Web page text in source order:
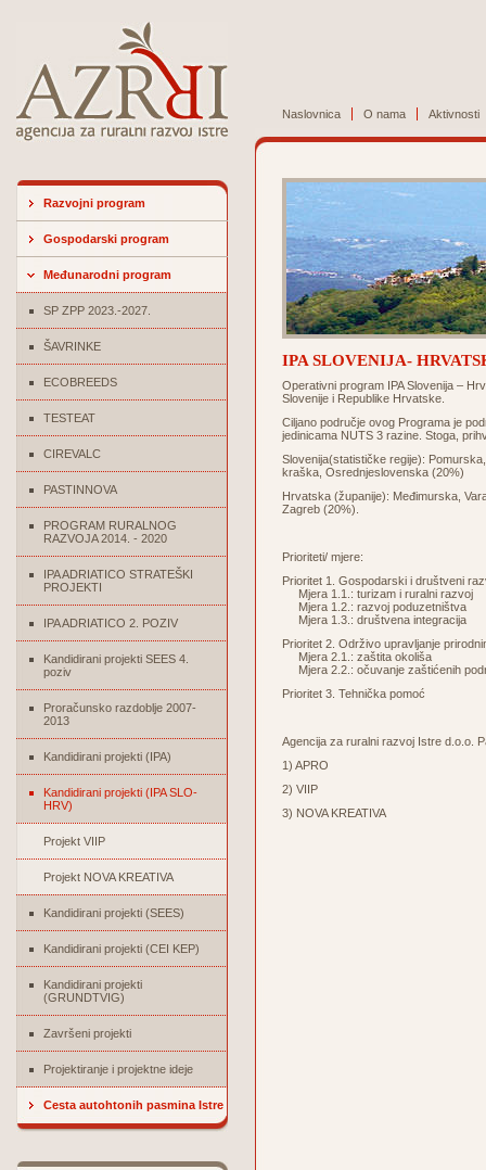
Naslovnica O nama Aktivnosti
Razvojni program
Gospodarski program
Međunarodni program
SP ZPP 2023.-2027.
ŠAVRINKE
ECOBREEDS
TESTEAT
CIREVALC
PASTINNOVA
PROGRAM RURALNOG
RAZVOJA 2014. - 2020
IPA ADRIATICO STRATEŠKI
PROJEKTI
IPA ADRIATICO 2. POZIV
Kandidirani projekti SEES 4.
poziv
Proračunsko razdoblje 2007-
2013
Kandidirani projekti (IPA)
Kandidirani projekti (IPA SLO-
HRV)
Projekt VIIP
Projekt NOVA KREATIVA
Kandidirani projekti (SEES)
Kandidirani projekti (CEI KEP)
Kandidirani projekti
(GRUNDTVIG)
Završeni projekti
Projektiranje i projektne ideje
Cesta autohtonih pasmina Istre
IPA SLOVENIJA-
Operativni program IPA Slovenija –
Slovenije i Republike Hrvatske.
Ciljano područje ovog Programa je
jedinicama NUTS 3 razine. Stoga,
Slovenija(statističke regije):
kraška, Osrednjeslovenska (20%)
Hrvatska (županije): Međimurska,
Zagreb (20%).
Prioriteti/ mjere:
Prioritet 1. Gospodarski i društveni
Mjera 1.1.: turizam i ruralni razvoj
Mjera 1.2.: razvoj poduzetništva
Mjera 1.3.: društvena integracija
Prioritet 2. Održivo upravljanje
Mjera 2.1.: zaštita okoliša
Mjera 2.2.: očuvanje zaštićenih
Prioritet 3. Tehnička pomoć
Agencija za ruralni razvoj Istre d.o.o.
1) APRO
2) VIIP
3) NOVA KREATIVA